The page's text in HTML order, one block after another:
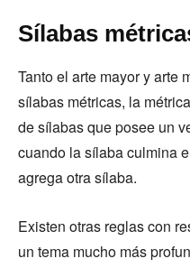
Sílabas
Tanto el arte mayor y arte
sílabas métricas, la
de sílabas que posee un
cuando la sílaba culmina
agrega otra sílaba.
Existen otras reglas con
un tema mucho más